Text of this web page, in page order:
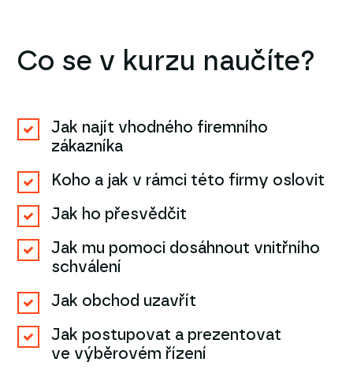
Co se v kurzu naučíte?
Jak najít vhodného firemního
zákazníka
Koho a jak v rámci této firmy oslovit
Jak ho přesvědčit
Jak mu pomoci dosáhnout vnitřního
schválení
Jak obchod uzavřít
Jak postupovat a prezentovat
ve výběrovém řízení